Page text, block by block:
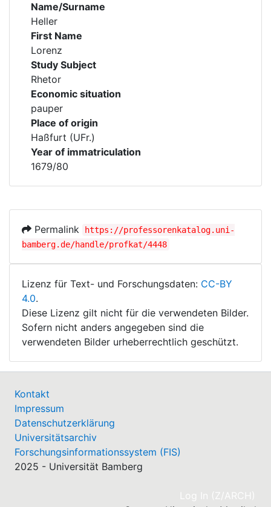
Name/Surname
Heller
First Name
Lorenz
Study Subject
Rhetor
Economic situation
pauper
Place of origin
Haßfurt (UFr.)
Year of immatriculation
1679/80
Permalink
https://professorenkatalog.uni-
bamberg.de/handle/profkat/4448
Lizenz für Text- und Forschungsdaten: CC-BY
4.0.
Diese Lizenz gilt nicht für die verwendeten Bilder.
Sofern nicht anders angegeben sind die
verwendeten Bilder urheberrechtlich geschützt.
Kontakt
Impressum
Datenschutzerklärung
Universitätsarchiv
Forschungsinformationssystem (FIS)
2025 - Universität Bamberg
Log In (Z/ARCH)